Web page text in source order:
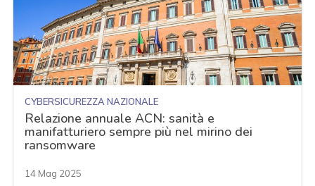
CYBERSICUREZZA NAZIONALE
Relazione annuale ACN: sanità e
manifatturiero sempre più nel mirino dei
ransomware
14 Mag 2025